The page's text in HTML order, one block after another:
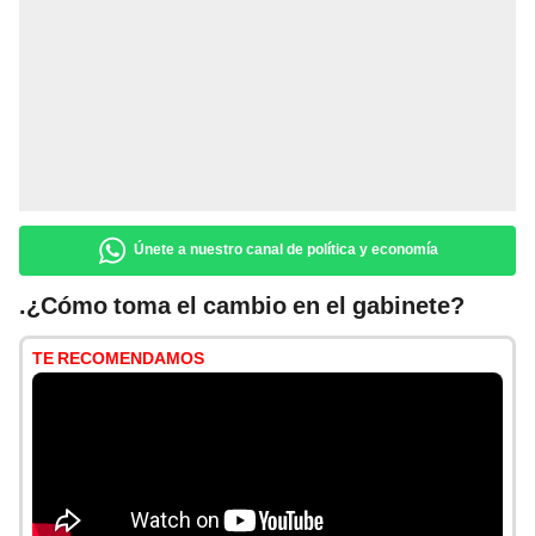
Únete a nuestro canal de política y economía
.¿Cómo toma el cambio en el gabinete?
TE RECOMENDAMOS